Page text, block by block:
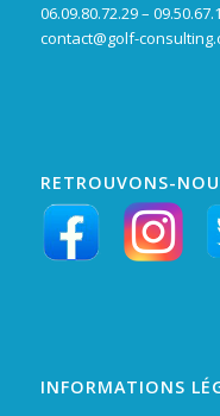
06.09.80.72.29 –
contact@golf-
RETROUVONS-
INFORMATIONS